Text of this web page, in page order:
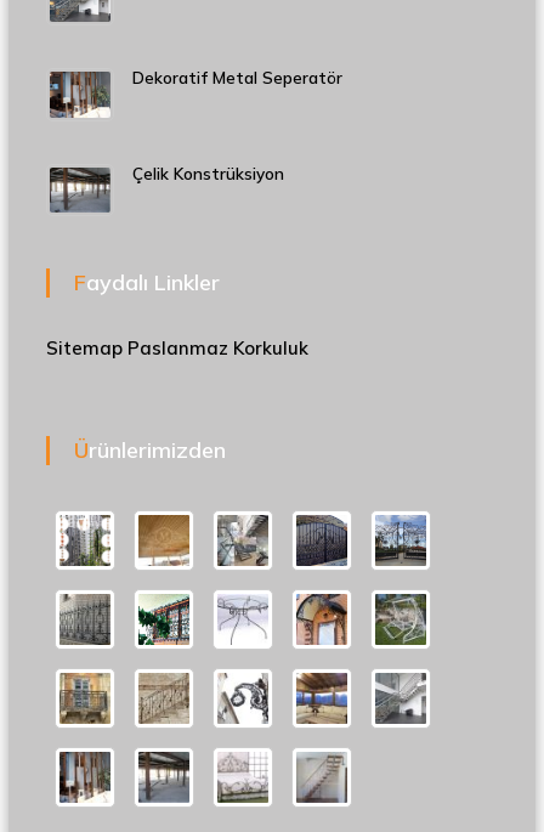
Dekoratif Metal Seperatör
Çelik Konstrüksiyon
Faydalı Linkler
Sitemap Paslanmaz Korkuluk
Ürünlerimizden